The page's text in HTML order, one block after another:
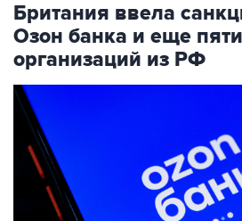
Британия ввела
Озон банка и еще
организаций из РФ